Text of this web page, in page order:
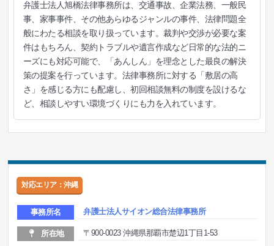
弁護士法人旭橋法律事務所は、交通事故、企業法務、一般民
事、家事事件、その他あらゆるジャンルの事件、法律問題全
般にわたる相談を取り扱っています。裁判や交渉が必要な案
件はもちろん、契約トラブルや遺言作成など日常的な法的ニ
ーズにも対応可能で、「あんしん」を理念とした最良の解決
策の提案を行っています。法律事務所に対する「敷居の高
さ」を感じる方にも配慮し、初回相談無料の制度を設けるな
ど、相談しやすい環境づくりにも力を入れています。
対応エリア：沖縄
事務所名 弁護士法人サイオン総合法律事務所
所在地 〒900-0023 沖縄県那覇市楚辺1丁目1-53